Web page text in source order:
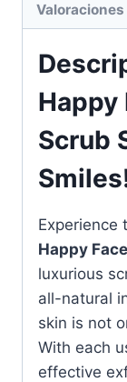
Happy
Scrub
Experience
Happy
luxurious
all-natural
skin is not
With each
effective